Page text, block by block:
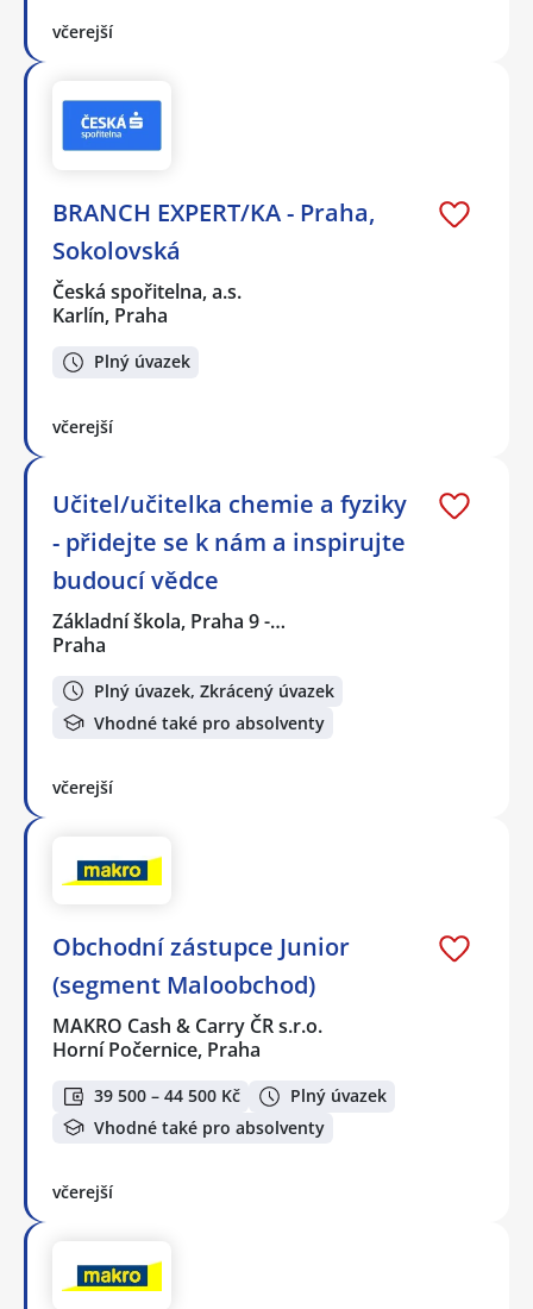
včerejší
BRANCH EXPERT/KA - Praha,
Sokolovská
Česká spořitelna, a.s.
Karlín, Praha
Plný úvazek
včerejší
Učitel/učitelka chemie a fyziky
- přidejte se k nám a inspirujte
budoucí vědce
Základní škola, Praha 9 -…
Praha
Plný úvazek, Zkrácený úvazek
Vhodné také pro absolventy
včerejší
Obchodní zástupce Junior
(segment Maloobchod)
MAKRO Cash & Carry ČR s.r.o.
Horní Počernice, Praha
39 500 – 44 500 Kč
Plný úvazek
Vhodné také pro absolventy
včerejší